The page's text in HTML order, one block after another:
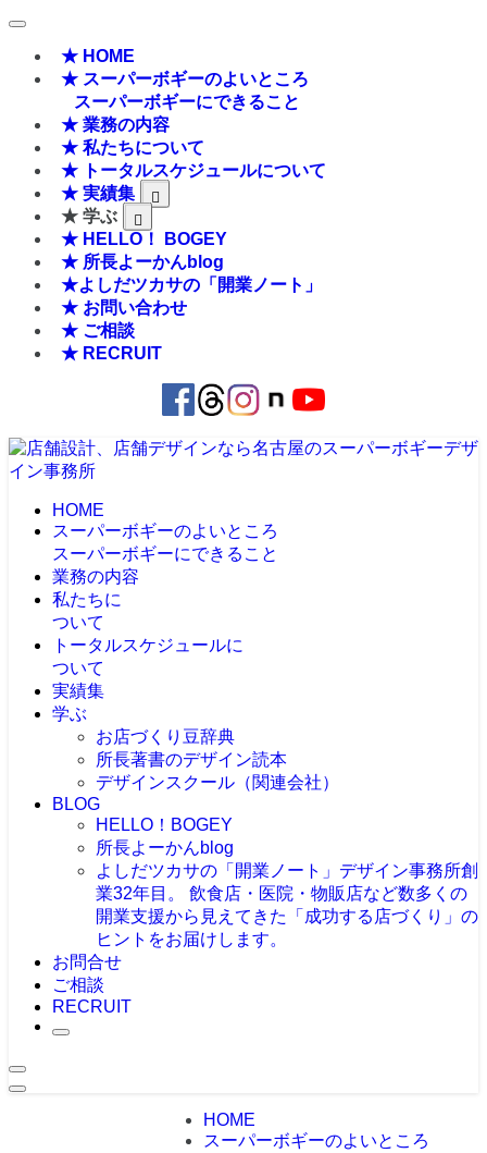
★ HOME
★ スーパーボギーのよいところ
スーパーボギーにできること
★ 業務の内容
★ 私たちについて
★ トータルスケジュールについて
★ 実績集
★ 学ぶ
★ HELLO！ BOGEY
★ 所長よーかんblog
★よしだツカサの「開業ノート」
★ お問い合わせ
★ ご相談
★ RECRUIT
HOME
スーパーボギーのよいところ
スーパーボギーにできること
業務の内容
私たちに
ついて
トータルスケジュールに
ついて
実績集
学ぶ
お店づくり豆辞典
所長著書のデザイン読本
デザインスクール（関連会社）
BLOG
HELLO！BOGEY
所長よーかんblog
よしだツカサの「開業ノート」 デザイン事務所創
業32年目。 飲食店・医院・物販店など数多くの
開業支援から見えてきた「成功する店づくり」の
ヒントをお届けします。
お問合せ
ご相談
RECRUIT
HOME
スーパーボギーのよいところ